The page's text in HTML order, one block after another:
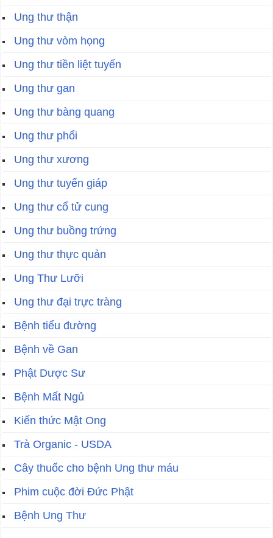
Ung thư thận
Ung thư vòm họng
Ung thư tiền liệt tuyến
Ung thư gan
Ung thư bàng quang
Ung thư phổi
Ung thư xương
Ung thư tuyến giáp
Ung thư cổ tử cung
Ung thư buồng trứng
Ung thư thực quản
Ung Thư Lưỡi
Ung thư đại trực tràng
Bệnh tiểu đường
Bệnh về Gan
Phật Dược Sư
Bệnh Mất Ngủ
Kiến thức Mật Ong
Trà Organic - USDA
Cây thuốc cho bệnh Ung thư máu
Phim cuộc đời Đức Phật
Bệnh Ung Thư